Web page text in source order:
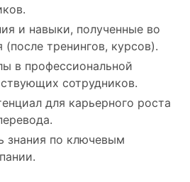
и навыки, полученные во
(после тренингов, курсов).
в профессиональной
сотрудников.
для карьерного роста
знания по ключевым